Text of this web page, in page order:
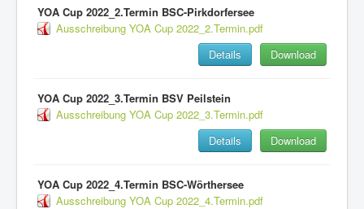
YOA Cup 2022_2.Termin BSC-Pirkdorfersee
Ausschreibung YOA Cup 2022_2.Termin.pdf
Download
Details
YOA Cup 2022_3.Termin BSV Peilstein
Ausschreibung YOA Cup 2022_3.Termin.pdf
Download
Details
YOA Cup 2022_4.Termin BSC-Wörthersee
Ausschreibung YOA Cup 2022_4.Termin.pdf